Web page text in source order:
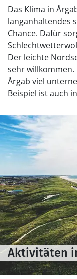
Das Klima in
langanhaltendes
Chance. Dafür
Der leichte
sehr willkommen.
Årgab viel
Beispiel ist auch
Aktivitäten